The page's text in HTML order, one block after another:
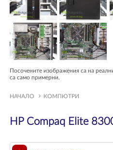
Посочените изображения са на
са само примерни.
НАЧАЛО КОМПЮТРИ
HP Compaq Elite